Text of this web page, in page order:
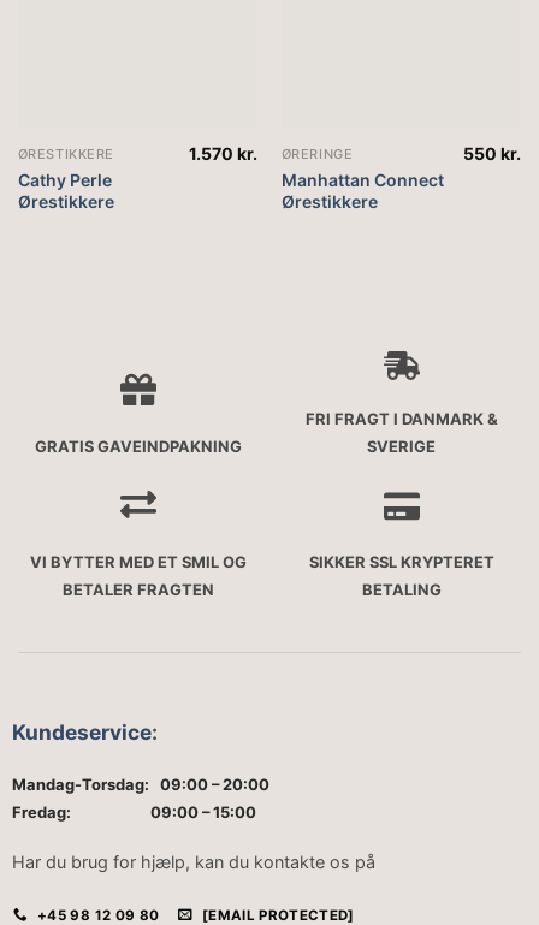
ØRESTIKKERE
Cathy Perle
Ørestikkere
1.570kr. ØRERINGE
Manhattan Connect
Ørestikkere
550kr.
GRATIS GAVEINDPAKNING
FRI FRAGT I DANMARK &
SVERIGE
VI BYTTER MED ET SMIL OG
BETALER FRAGTEN
SIKKER SSL KRYPTERET
BETALING
Kundeservice:
Mandag-Torsdag: 09:00 – 20:00
Fredag: 09:00 – 15:00
Har du brug for hjælp, kan du kontakte os på
+45 98 12 09 80 [EMAIL PROTECTED]